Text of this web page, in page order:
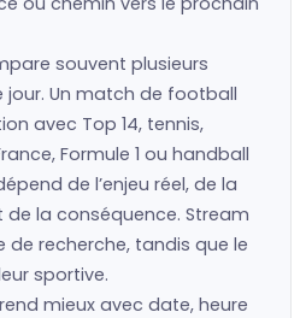
souvent plusieurs
Un match de football
avec Top 14, tennis,
Formule 1 ou handball
de l’enjeu réel, de la
la conséquence. Stream
de recherche, tandis que le
sportive.
mieux avec date, heure